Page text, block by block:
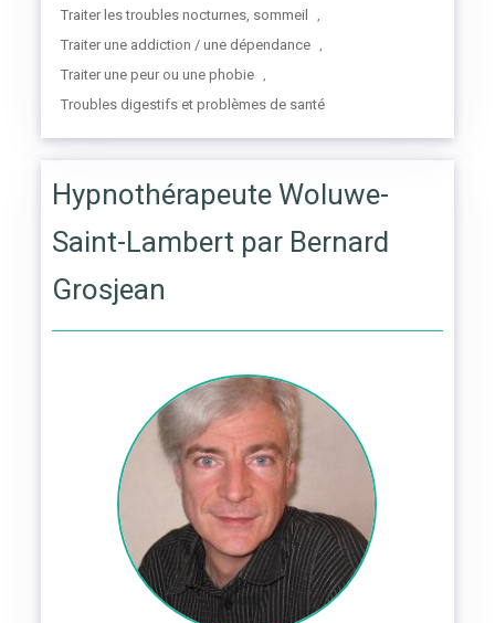
Traiter les troubles nocturnes, sommeil ,
Traiter une addiction / une dépendance ,
Traiter une peur ou une phobie ,
Troubles digestifs et problèmes de santé
Hypnothérapeute Woluwe-
Saint-Lambert par Bernard
Grosjean